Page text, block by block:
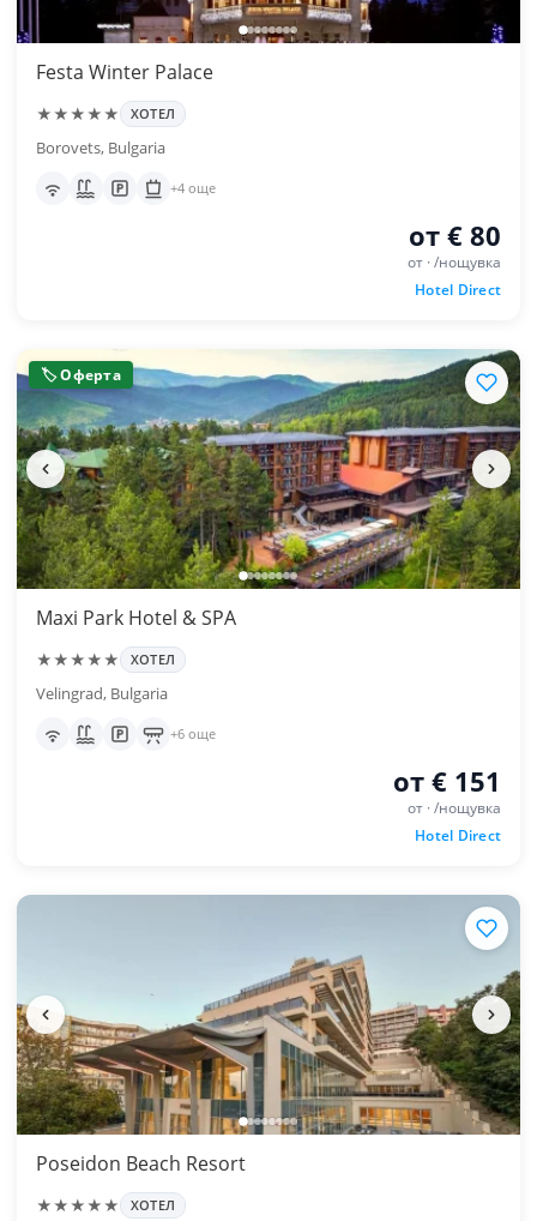
Festa Winter Palace
★★★★★ ХОТЕЛ
Borovets, Bulgaria
+4 още
от € 80
от · /нощувка
Hotel Direct
🏷 Оферта
Maxi Park Hotel & SPA
★★★★★ ХОТЕЛ
Velingrad, Bulgaria
+6 още
от € 151
от · /нощувка
Hotel Direct
Poseidon Beach Resort
★★★★★ ХОТЕЛ